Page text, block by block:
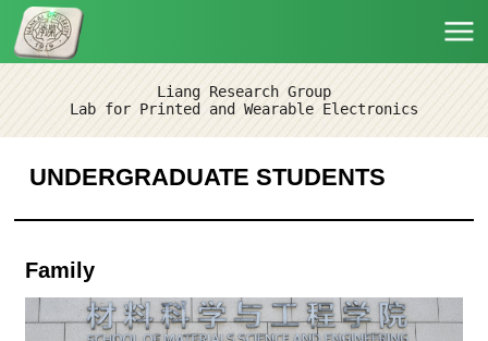
Liang Research Group
Lab for Printed and Wearable Electronics
UNDERGRADUATE STUDENTS
Family